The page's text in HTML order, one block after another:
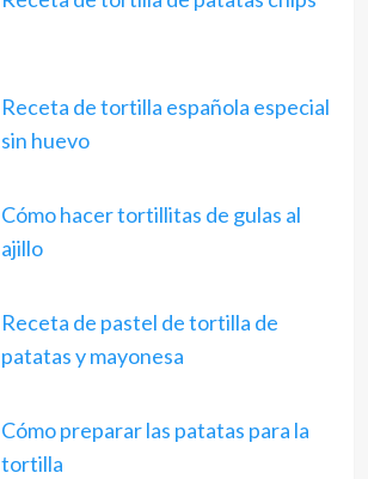
Receta de tortilla española especial
sin huevo
Cómo hacer tortillitas de gulas al
ajillo
Receta de pastel de tortilla de
patatas y mayonesa
Cómo preparar las patatas para la
tortilla